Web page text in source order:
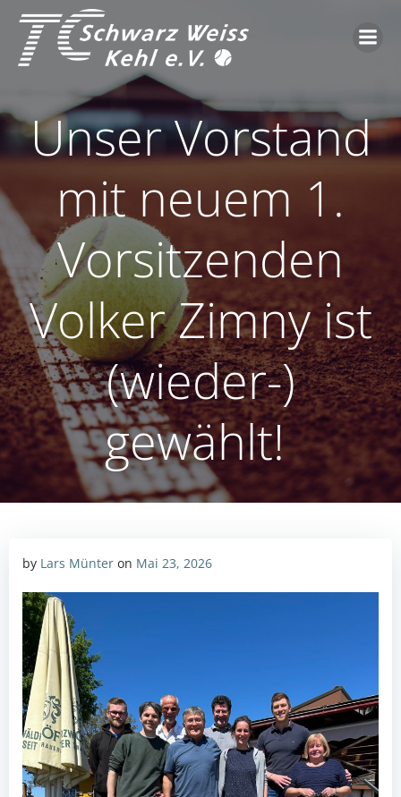
Inhalt
springen
Unser Vorstand
mit neuem 1.
Vorsitzenden
Volker Zimny ist
(wieder-)
gewählt!
by Lars Münter on Mai 23, 2026